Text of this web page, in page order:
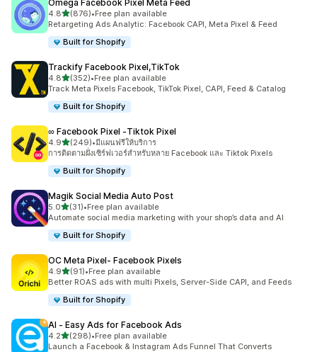
Omega Facebook Pixel Meta Feed
4.8เต็ม 5 ดาว
(876)
ทั้งหมด 876 รีวิว
•Free plan available
Retargeting Ads Analytic: Facebook CAPI, Meta Pixel & Feed
Built for Shopify
Trackify Facebook Pixel,TikTok
4.8เต็ม 5 ดาว
(352)
ทั้งหมด 352 รีวิว
•Free plan available
Track Meta Pixels Facebook, TikTok Pixel, CAPI, Feed & Catalog
Built for Shopify
∞ Facebook Pixel ‑Tiktok Pixel
4.9เต็ม 5 ดาว
(249)
ทั้งหมด 249 รีวิว
•มีแผนฟรีให้บริการ
การติดตามฝั่งเซิร์ฟเวอร์สำหรับหลาย Facebook และ Tiktok Pixels
Built for Shopify
Magik Social Media Auto Post
5.0เต็ม 5 ดาว
(31)
ทั้งหมด 31 รีวิว
•Free plan available
Automate social media marketing with your shop’s data and AI
Built for Shopify
OC Meta Pixel‑ Facebook Pixels
4.9เต็ม 5 ดาว
(91)
ทั้งหมด 91 รีวิว
•Free plan available
Better ROAS ads with multi Pixels, Server-Side CAPI, and Feeds
Built for Shopify
AI ‑ Easy Ads for Facebook Ads
4.2เต็ม 5 ดาว
(298)
ทั้งหมด 298 รีวิว
•Free plan available
Launch a Facebook & Instagram Ads Funnel That Converts